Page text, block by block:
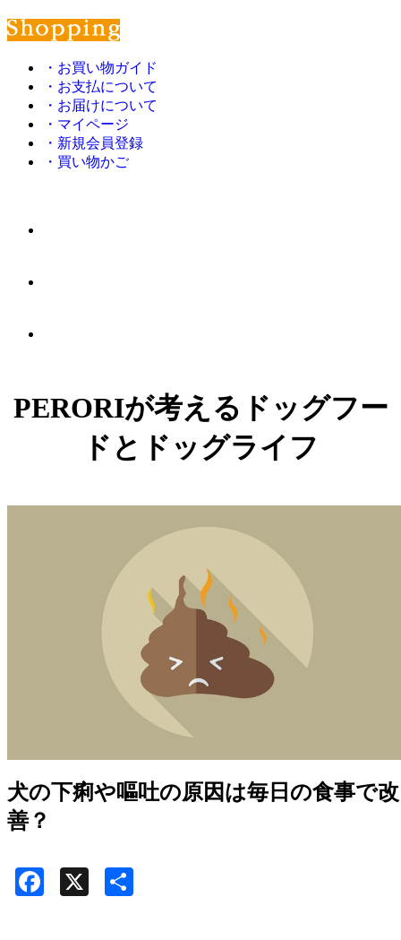
・お買い物ガイド
・お支払について
・お届けについて
・マイページ
・新規会員登録
・買い物かご
PERORIが考えるドッグフー
ドとドッグライフ
犬の下痢や嘔吐の原因は毎日の食事で改
善？
Facebook